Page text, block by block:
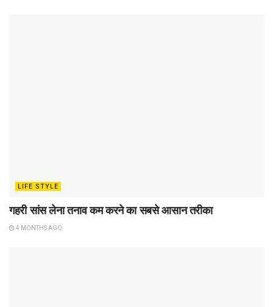
LIFE STYLE
गहरी सांस लेना तनाव कम करने का सबसे आसान तरीका
4 MONTHS AGO